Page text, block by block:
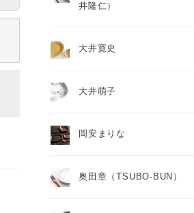
井隆仁）
大井寛史
大井萌子
岡安まりな
奥田章（TSUBO-BUN）